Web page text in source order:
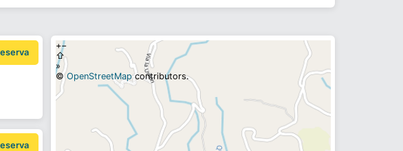
+−
⇧
»
©OpenStreetMapcontributors.